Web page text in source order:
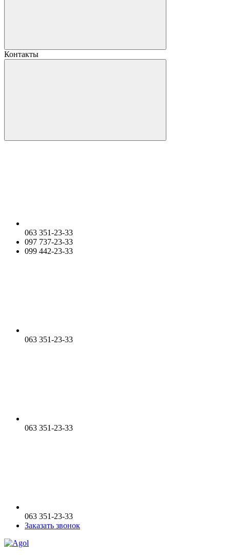
Контакты
063 351-23-33
097 737-23-33
099 442-23-33
063 351-23-33
063 351-23-33
063 351-23-33
Заказать звонок